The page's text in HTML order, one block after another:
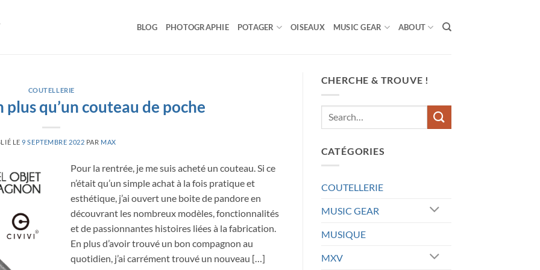
BLOG PHOTOGRAPHIE POTAGER OISEAUX MUSIC GEAR ABOUT
COUTELLERIE
plus qu’un couteau de poche
LE9 SEPTEMBRE 2022 PAR MAX
Pour la rentrée, je me suis acheté un couteau. Si ce
n’était qu’un simple achat à la fois pratique et
esthétique, j’ai ouvert une boite de pandore en
découvrant les nombreux modèles, fonctionnalités
et de passionnantes histoires liées à la fabrication.
En plus d’avoir trouvé un bon compagnon au
quotidien, j’ai carrément trouvé un nouveau […]
CHERCHE & TROUVE !
CATÉGORIES
COUTELLERIE
MUSIC GEAR
MUSIQUE
MXV